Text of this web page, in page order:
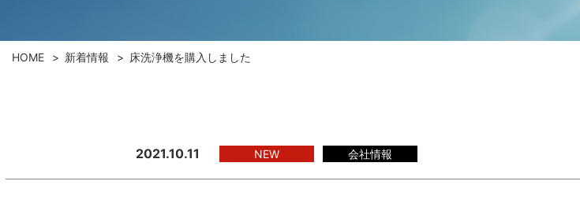
HOME 新着情報 床洗浄機を購入しました
2021.10.11 NEW 会社情報